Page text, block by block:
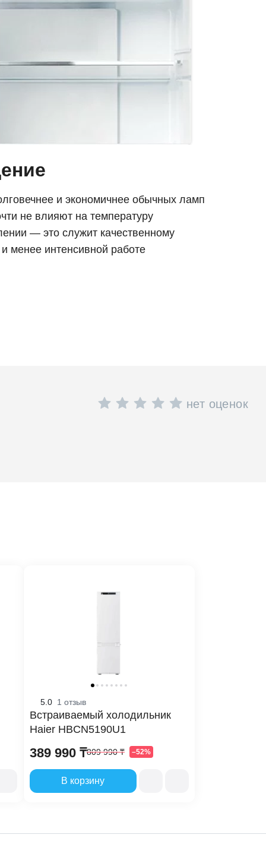
и экономичнее обычных ламп
не влияют на температуру
— это служит качественному
менее интенсивной работе
нет оценок
5.0 1 отзыв
Встраиваемый холодильник
Haier HBCN5190U1
389 990 ₸809 990 ₸ –52%
В корзину